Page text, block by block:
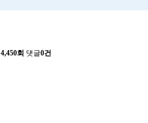
4,450회 댓글0건